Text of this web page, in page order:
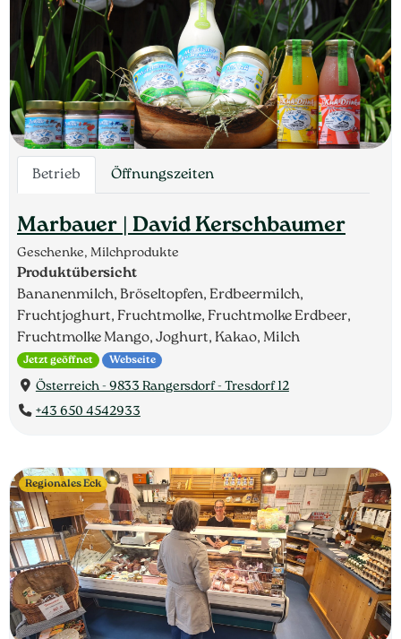
Betrieb Öffnungszeiten
Marbauer | David Kerschbaumer
Geschenke, Milchprodukte
Produktübersicht
Bananenmilch, Bröseltopfen, Erdbeermilch,
Fruchtjoghurt, Fruchtmolke, Fruchtmolke Erdbeer,
Fruchtmolke Mango, Joghurt, Kakao, Milch
Jetzt geöffnet Webseite
Österreich - 9833 Rangersdorf - Tresdorf 12
+43 650 4542933
Regionales Eck